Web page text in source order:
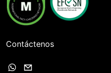
Contáctenos